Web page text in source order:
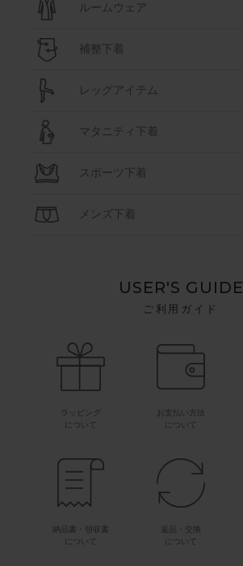
ルームウェア
補整下着
レッグアイテム
マタニティ下着
スポーツ下着
メンズ下着
USER'S GUIDE
ご利用ガイド
ラッピング
について
お支払い方法
について
納品書・領収書
について
返品・交換
について